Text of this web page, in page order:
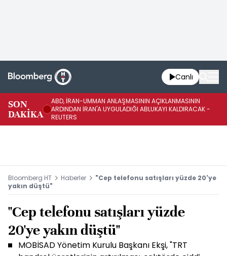
Canlı
SON
DAKİKA
ABD, İRAN-UMMAN ANLAŞMASININ AÇIKLANMASININ
ARDINDAN İRAN'A UYGULADIĞI ABLUKAYI KALDIRACAK -
REUTERS
Bloomberg HT Haberler
"Cep telefonu satışları yüzde 20'ye
yakın düştü"
"Cep telefonu satışları yüzde
20'ye yakın düştü"
MOBİSAD Yönetim Kurulu Başkanı Ekşi, "TRT